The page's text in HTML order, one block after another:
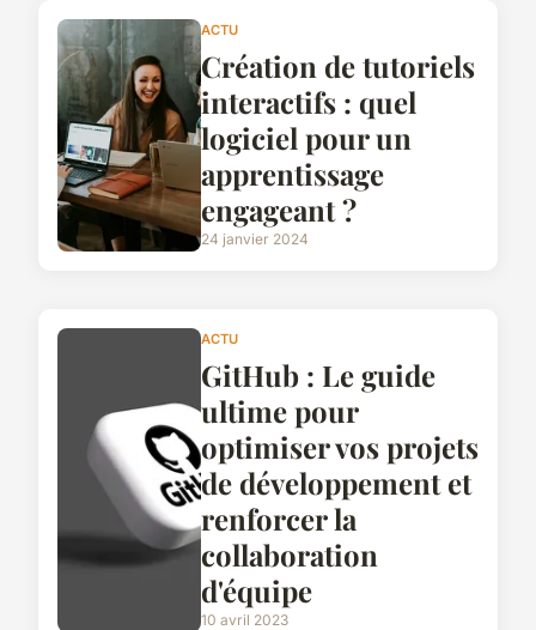
ACTU
Création de tutoriels
interactifs : quel
logiciel pour un
apprentissage
engageant ?
24 janvier 2024
ACTU
GitHub : Le guide
ultime pour
optimiser vos projets
de développement et
renforcer la
collaboration
d'équipe
10 avril 2023